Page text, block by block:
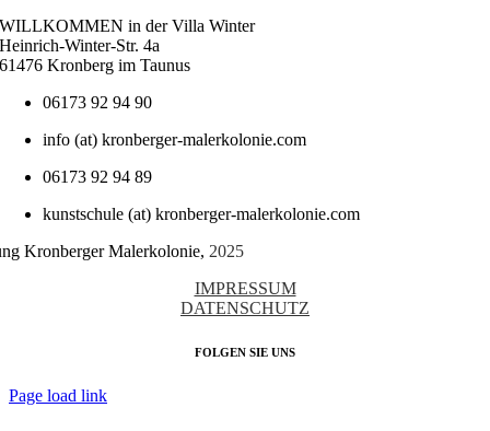
WILLKOMMEN in der Villa Winter
Heinrich-Winter-Str. 4a
61476 Kronberg im Taunus
06173 92 94 90
info (at) kronberger-malerkolonie.com
06173 92 94 89
kunstschule (at) kronberger-malerkolonie.com
Kronberger Malerkolonie, 2025
IMPRESSUM
DATENSCHUTZ
FOLGEN SIE UNS
Page load link